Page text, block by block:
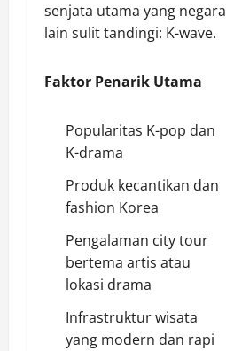
senjata utama yang negara
lain sulit tandingi: K-wave.
Faktor Penarik Utama
Popularitas K-pop dan
K-drama
Produk kecantikan dan
fashion Korea
Pengalaman city tour
bertema artis atau
lokasi drama
Infrastruktur wisata
yang modern dan rapi